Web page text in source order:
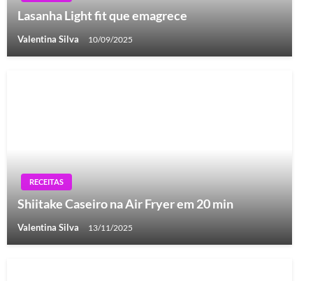
Lasanha Light fit que emagrece
Valentina Silva 10/09/2025
RECEITAS
Shiitake Caseiro na Air Fryer em 20 min
Valentina Silva 13/11/2025